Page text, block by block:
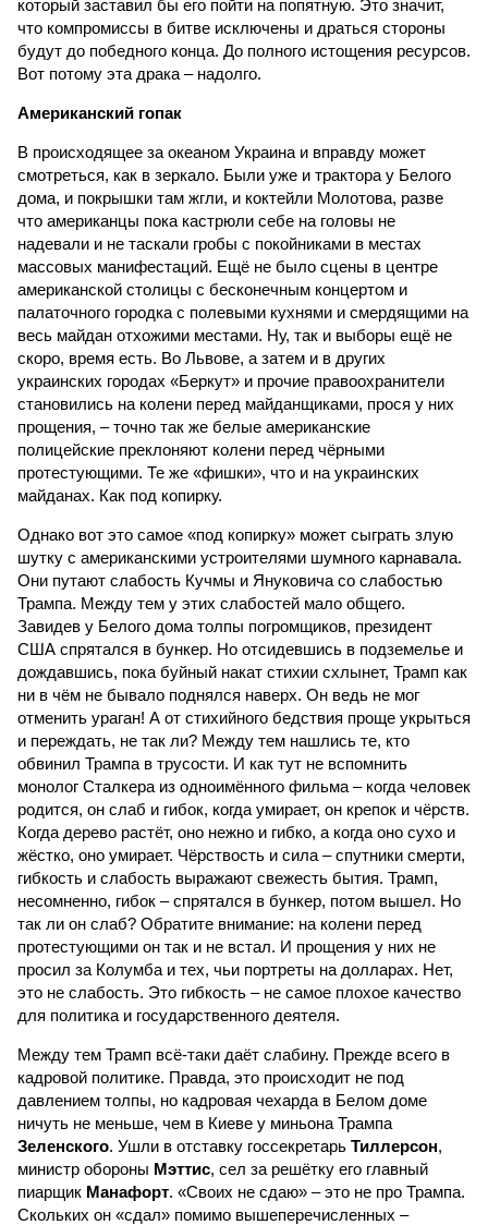
который заставил бы его пойти на попятную. Это значит,
что компромиссы в битве исключены и драться стороны
будут до победного конца. До полного истощения ресурсов.
Вот потому эта драка – надолго.
Американский гопак
В происходящее за океаном Украина и вправду может
смотреться, как в зеркало. Были уже и трактора у Белого
дома, и покрышки там жгли, и коктейли Молотова, разве
что американцы пока кастрюли себе на головы не
надевали и не таскали гробы с покойниками в местах
массовых манифестаций. Ещё не было сцены в центре
американской столицы с бесконечным концертом и
палаточного городка с полевыми кухнями и смердящими на
весь майдан отхожими местами. Ну, так и выборы ещё не
скоро, время есть. Во Львове, а затем и в других
украинских городах «Беркут» и прочие правоохранители
становились на колени перед майданщиками, прося у них
прощения, – точно так же белые американские
полицейские преклоняют колени перед чёрными
протестующими. Те же «фишки», что и на украинских
майданах. Как под копирку.
Однако вот это самое «под копирку» может сыграть злую
шутку с американскими устроителями шумного карнавала.
Они путают слабость Кучмы и Януковича со слабостью
Трампа. Между тем у этих слабостей мало общего.
Завидев у Белого дома толпы погромщиков, президент
США спрятался в бункер. Но отсидевшись в подземелье и
дождавшись, пока буйный накат стихии схлынет, Трамп как
ни в чём не бывало поднялся наверх. Он ведь не мог
отменить ураган! А от стихийного бедствия проще укрыться
и переждать, не так ли? Между тем нашлись те, кто
обвинил Трампа в трусости. И как тут не вспомнить
монолог Сталкера из одноимённого фильма – когда человек
родится, он слаб и гибок, когда умирает, он крепок и чёрств.
Когда дерево растёт, оно нежно и гибко, а когда оно сухо и
жёстко, оно умирает. Чёрствость и сила – спутники смерти,
гибкость и слабость выражают свежесть бытия. Трамп,
несомненно, гибок – спрятался в бункер, потом вышел. Но
так ли он слаб? Обратите внимание: на колени перед
протестующими он так и не встал. И прощения у них не
просил за Колумба и тех, чьи портреты на долларах. Нет,
это не слабость. Это гибкость – не самое плохое качество
для политика и государственного деятеля.
Между тем Трамп всё-таки даёт слабину. Прежде всего в
кадровой политике. Правда, это происходит не под
давлением толпы, но кадровая чехарда в Белом доме
ничуть не меньше, чем в Киеве у миньона Трампа
Зеленского. Ушли в отставку госсекретарь Тиллерсон,
министр обороны Мэттис, сел за решётку его главный
пиарщик Манафорт. «Своих не сдаю» – это не про Трампа.
Скольких он «сдал» помимо вышеперечисленных –